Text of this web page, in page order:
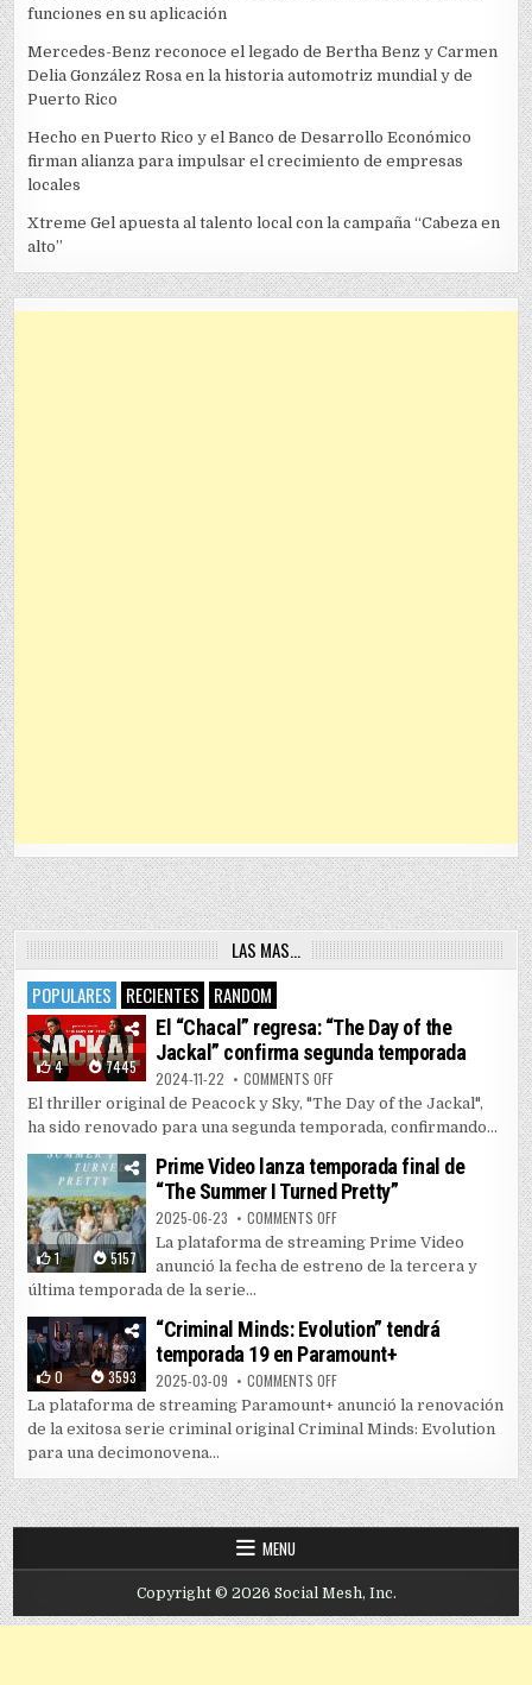
funciones en su aplicación
Mercedes-Benz reconoce el legado de Bertha Benz y Carmen
Delia González Rosa en la historia automotriz mundial y de
Puerto Rico
Hecho en Puerto Rico y el Banco de Desarrollo Económico
firman alianza para impulsar el crecimiento de empresas
locales
Xtreme Gel apuesta al talento local con la campaña “Cabeza en
alto”
LAS MAS…
POPULARES
RECIENTES RANDOM
4 7445
El “Chacal” regresa: “The Day of the
Jackal” confirma segunda temporada
2024-11-22 COMMENTS OFFON EL “CHACAL” REGRESA: “THE
El thriller original de Peacock y Sky, "The Day of the Jackal",
ha sido renovado para una segunda temporada, confirmando...
1 5157
Prime Video lanza temporada final de
“The Summer I Turned Pretty”
2025-06-23 COMMENTS OFFON PRIME VIDEO LANZA
La plataforma de streaming Prime Video
anunció la fecha de estreno de la tercera y
última temporada de la serie...
0 3593
“Criminal Minds: Evolution” tendrá
temporada 19 en Paramount+
2025-03-09 COMMENTS OFFON “CRIMINAL MINDS:
La plataforma de streaming Paramount+ anunció la renovación
de la exitosa serie criminal original Criminal Minds: Evolution
para una decimonovena...
MENU
Copyright © 2026 Social Mesh, Inc.